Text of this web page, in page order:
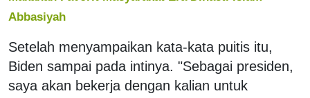
Abbasiyah
Setelah menyampaikan kata-kata puitis itu,
Biden sampai pada intinya. "Sebagai presiden,
saya akan bekerja dengan kalian untuk